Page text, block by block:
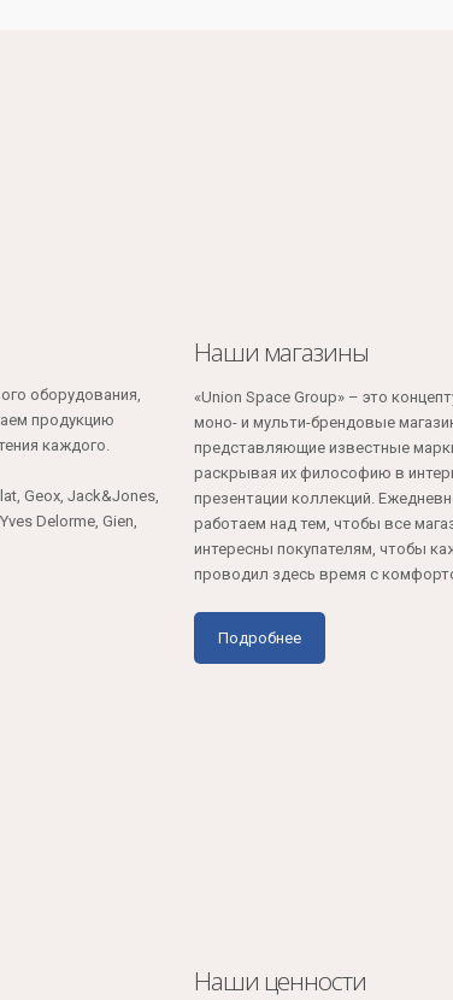
оборудования,
продукцию
каждого.
Geox, Jack&Jones,
Delorme, Gien,
Наши магазины
«Union Space Group» – это
моно- и мульти-брендовые
представляющие известные
раскрывая их философию в
презентации коллекций.
работаем над тем, чтобы все
интересны покупателям, чтобы
проводил здесь время с
Подробнее
Наши ценности